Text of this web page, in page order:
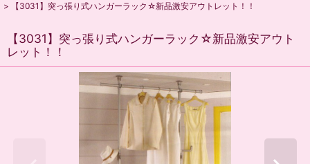
>
【3031】突っ張り式ハンガーラック☆新品激安アウトレット！！
【3031】突っ張り式ハンガーラック☆新品激安アウト
レット！！